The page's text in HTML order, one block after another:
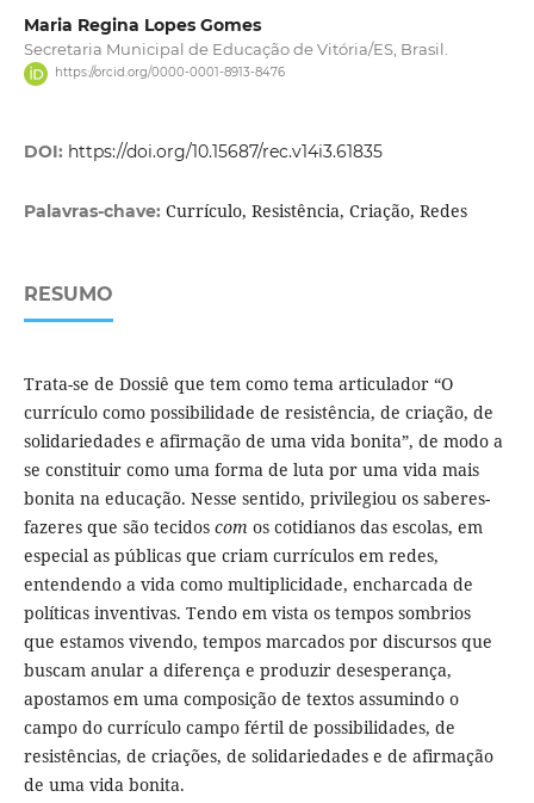
Maria Regina Lopes Gomes
Secretaria Municipal de Educação de Vitória/ES, Brasil.
https://orcid.org/0000-0001-8913-8476
DOI: https://doi.org/10.15687/rec.v14i3.61835
Palavras-chave: Currículo, Resistência, Criação, Redes
RESUMO
Trata-se de Dossiê que tem como tema articulador “O
currículo como possibilidade de resistência, de criação, de
solidariedades e afirmação de uma vida bonita”, de modo a
se constituir como uma forma de luta por uma vida mais
bonita na educação. Nesse sentido, privilegiou os saberes-
fazeres que são tecidos com os cotidianos das escolas, em
especial as públicas que criam currículos em redes,
entendendo a vida como multiplicidade, encharcada de
políticas inventivas. Tendo em vista os tempos sombrios
que estamos vivendo, tempos marcados por discursos que
buscam anular a diferença e produzir desesperança,
apostamos em uma composição de textos assumindo o
campo do currículo campo fértil de possibilidades, de
resistências, de criações, de solidariedades e de afirmação
de uma vida bonita.